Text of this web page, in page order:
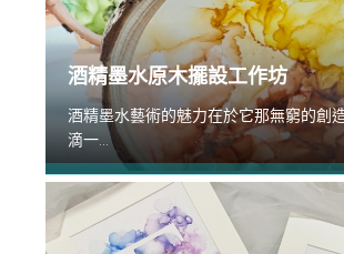
酒精墨水原木擺設工作坊
酒精墨水藝術的魅力在於它那無窮的創
滴一...